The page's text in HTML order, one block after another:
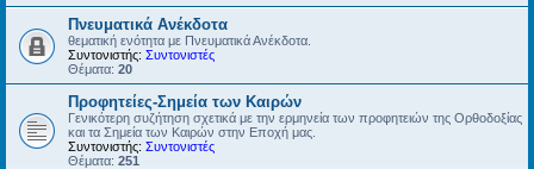
Πνευματικά Ανέκδοτα
θεματική ενότητα με Πνευματικά Ανέκδοτα.
Συντονιστής: Συντονιστές
Θέματα: 20
Προφητείες-Σημεία των Καιρών
Γενικότερη συζήτηση σχετικά με την ερμηνεία των προφητειών της Ορθοδοξίας
και τα Σημεία των Καιρών στην Εποχή μας.
Συντονιστής: Συντονιστές
Θέματα: 251